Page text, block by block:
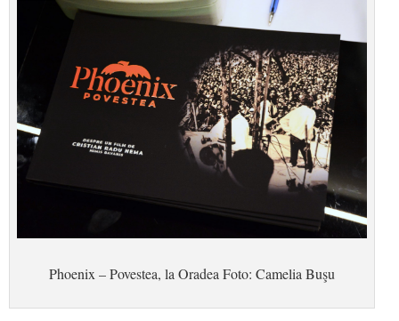
Phoenix – Povestea, la Oradea Foto: Camelia Buşu